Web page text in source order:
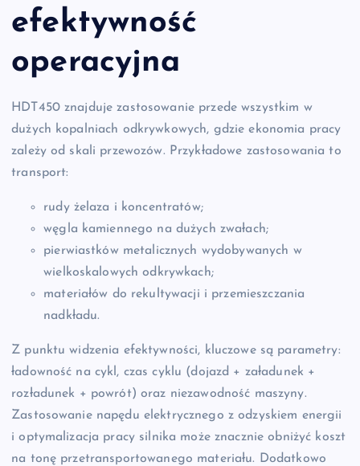
efektywność
operacyjna
HDT450 znajduje zastosowanie przede wszystkim w
dużych kopalniach odkrywkowych, gdzie ekonomia pracy
zależy od skali przewozów. Przykładowe zastosowania to
transport:
rudy żelaza i koncentratów;
węgla kamiennego na dużych zwałach;
pierwiastków metalicznych wydobywanych w
wielkoskalowych odkrywkach;
materiałów do rekultywacji i przemieszczania
nadkładu.
Z punktu widzenia efektywności, kluczowe są parametry:
ładowność na cykl, czas cyklu (dojazd + załadunek +
rozładunek + powrót) oraz niezawodność maszyny.
Zastosowanie napędu elektrycznego z odzyskiem energii
i optymalizacja pracy silnika może znacznie obniżyć koszt
na tonę przetransportowanego materiału. Dodatkowo